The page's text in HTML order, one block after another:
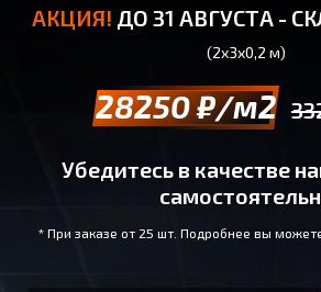
АКЦИЯ! ДО 31 АВГУСТА -
(2х3х0,2 м)
28250 ₽/м2
Убедитесь в качестве
* При заказе от 25 шт. Подробнее вы